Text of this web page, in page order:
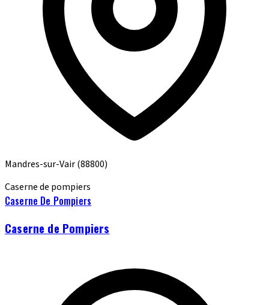
Mandres-sur-Vair(88800)
Caserne de pompiers
Caserne De Pompiers
Caserne de Pompiers